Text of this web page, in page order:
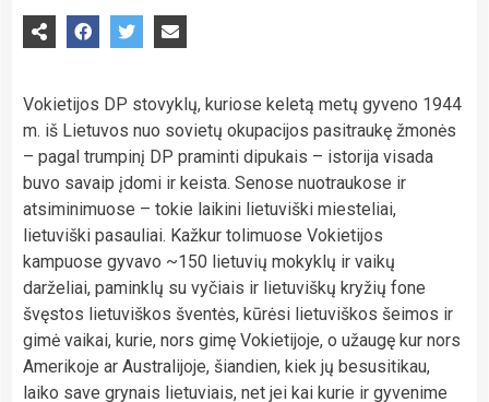
Vokietijos DP stovyklų, kuriose keletą metų gyveno 1944
m. iš Lietuvos nuo sovietų okupacijos pasitraukę žmonės
– pagal trumpinį DP praminti dipukais – istorija visada
buvo savaip įdomi ir keista. Senose nuotraukose ir
atsiminimuose – tokie laikini lietuviški miesteliai,
lietuviški pasauliai. Kažkur tolimuose Vokietijos
kampuose gyvavo ~150 lietuvių mokyklų ir vaikų
darželiai, paminklų su vyčiais ir lietuviškų kryžių fone
švęstos lietuviškos šventės, kūrėsi lietuviškos šeimos ir
gimė vaikai, kurie, nors gimę Vokietijoje, o užaugę kur nors
Amerikoje ar Australijoje, šiandien, kiek jų besusitikau,
laiko save grynais lietuviais, net jei kai kurie ir gyvenime